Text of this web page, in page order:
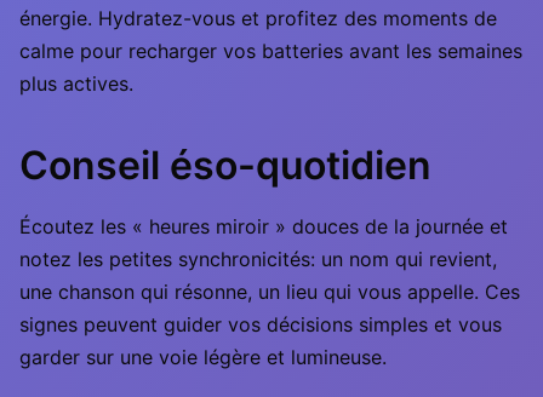
énergie. Hydratez-vous et profitez des moments de
calme pour recharger vos batteries avant les semaines
plus actives.
Conseil éso-quotidien
Écoutez les « heures miroir » douces de la journée et
notez les petites synchronicités: un nom qui revient,
une chanson qui résonne, un lieu qui vous appelle. Ces
signes peuvent guider vos décisions simples et vous
garder sur une voie légère et lumineuse.